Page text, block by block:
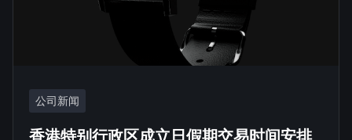
公司新闻
香港特别行政区成立日假期交易时间安排